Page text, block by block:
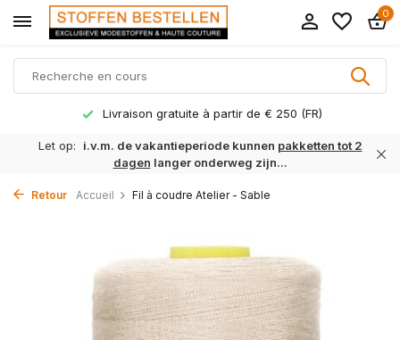
0
Livraison gratuite à partir de € 250 (FR)
Let op: i.v.m. de vakantieperiode kunnen pakketten tot 2
dagen langer onderweg zijn...
Retour Accueil Fil à coudre Atelier - Sable